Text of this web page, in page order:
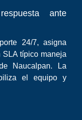
ante
24/7, asigna
típico maneja
Naucalpan. La
el equipo y